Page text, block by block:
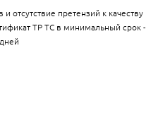
отсутствие претензий к качеству
ТР ТС в минимальный срок -